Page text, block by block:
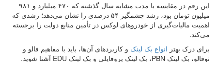
این رقم در مقایسه با مدت مشابه سال گذشته که ۴۷۰ میلیارد و ۹۸۱
میلیون تومان بود، رشد چشمگیر ۵۴ درصدی را نشان می‌دهد؛ رشدی که
اهمیت مالیات‌گیری از خودروهای لوکس در تأمین منابع دولت را برجسته
می‌کند.
برای درک بهترانواع بک لینکو کاربردهای آن‌ها، باید با مفاهیم فالو و
نوفالو، بک لینک PBN، بک لینک پروفایلی و بک لینک EDU آشنا شوید.